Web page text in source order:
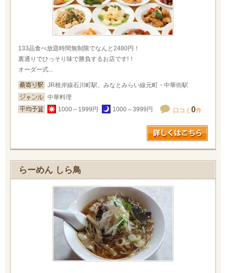
133品食べ放題時間無制限でなんと2480円！
裏通りでひっそり味で勝負するお店です!！
オーダー式...
JR根岸線石川町駅、みなとみらい線元町・中華街駅
中華料理
1000～1999円
1000～3999円 口コミ 0件
らーめん しら鳥